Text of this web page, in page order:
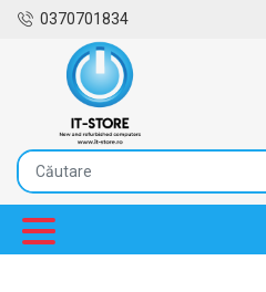
0370701834